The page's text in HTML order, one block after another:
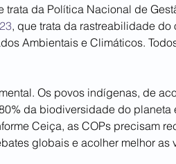
trata da Política Nacional de
, que trata da rastreabilidade do
Ambientais e Climáticos.
Os povos indígenas, de
da biodiversidade do planeta
Ceiça, as COPs precisam
globais e acolher melhor as